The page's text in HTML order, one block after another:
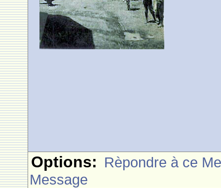
Options: Rèpondre à ce
Message